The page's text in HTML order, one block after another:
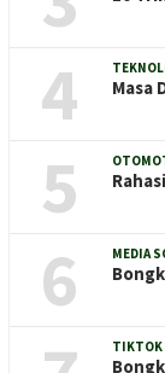
4 Masa
5
6 MEDIA
TIKTOK